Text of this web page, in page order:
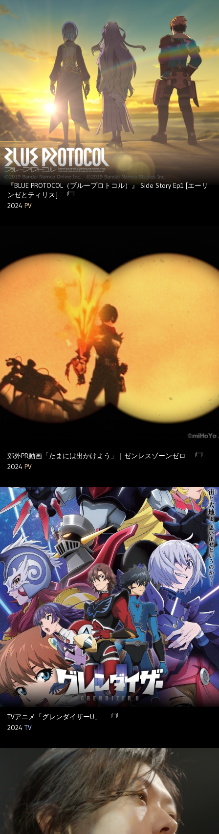
『BLUE PROTOCOL（ブループロトコル）』 Side Story Ep1 [エーリ
ンゼとティリス]
2024 PV
郊外PR動画「たまには出かけよう」｜ゼンレスゾーンゼロ
2024 PV
TVアニメ「グレンダイザーU」
2024 TV